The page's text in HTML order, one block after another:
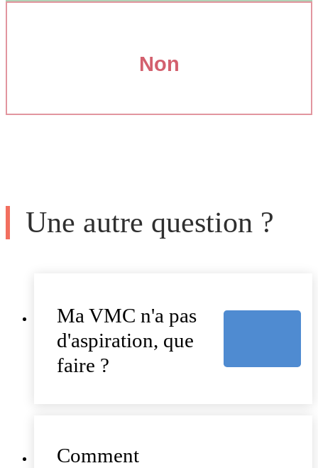
Non
Une autre question ?
Ma VMC n'a pas
d'aspiration, que
faire ?
Comment